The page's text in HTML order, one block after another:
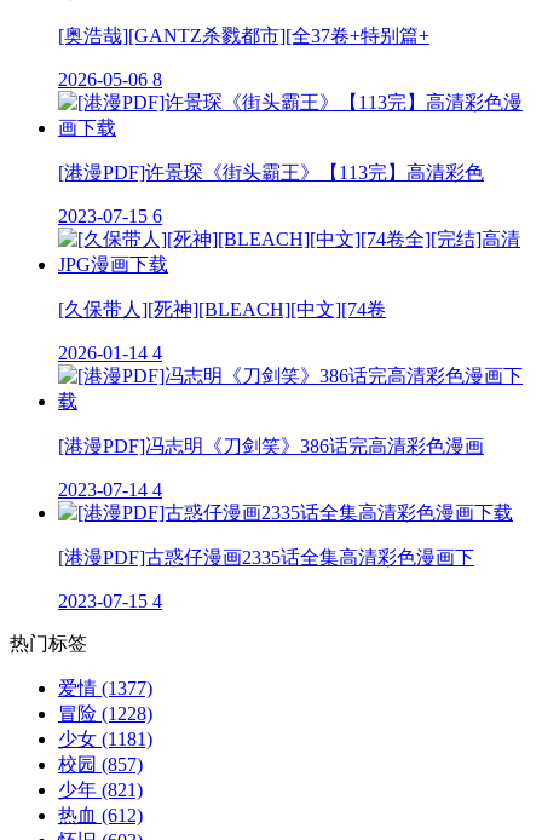
[奥浩哉][GANTZ杀戮都市][全37卷+特别篇+
2026-05-06 8
[港漫PDF]许景琛《街头霸王》【113完】高清彩色
2023-07-15 6
[久保带人][死神][BLEACH][中文][74卷
2026-01-14 4
[港漫PDF]冯志明《刀剑笑》386话完高清彩色漫画
2023-07-14 4
[港漫PDF]古惑仔漫画2335话全集高清彩色漫画下
2023-07-15 4
热门标签
爱情 (1377)
冒险 (1228)
少女 (1181)
校园 (857)
少年 (821)
热血 (612)